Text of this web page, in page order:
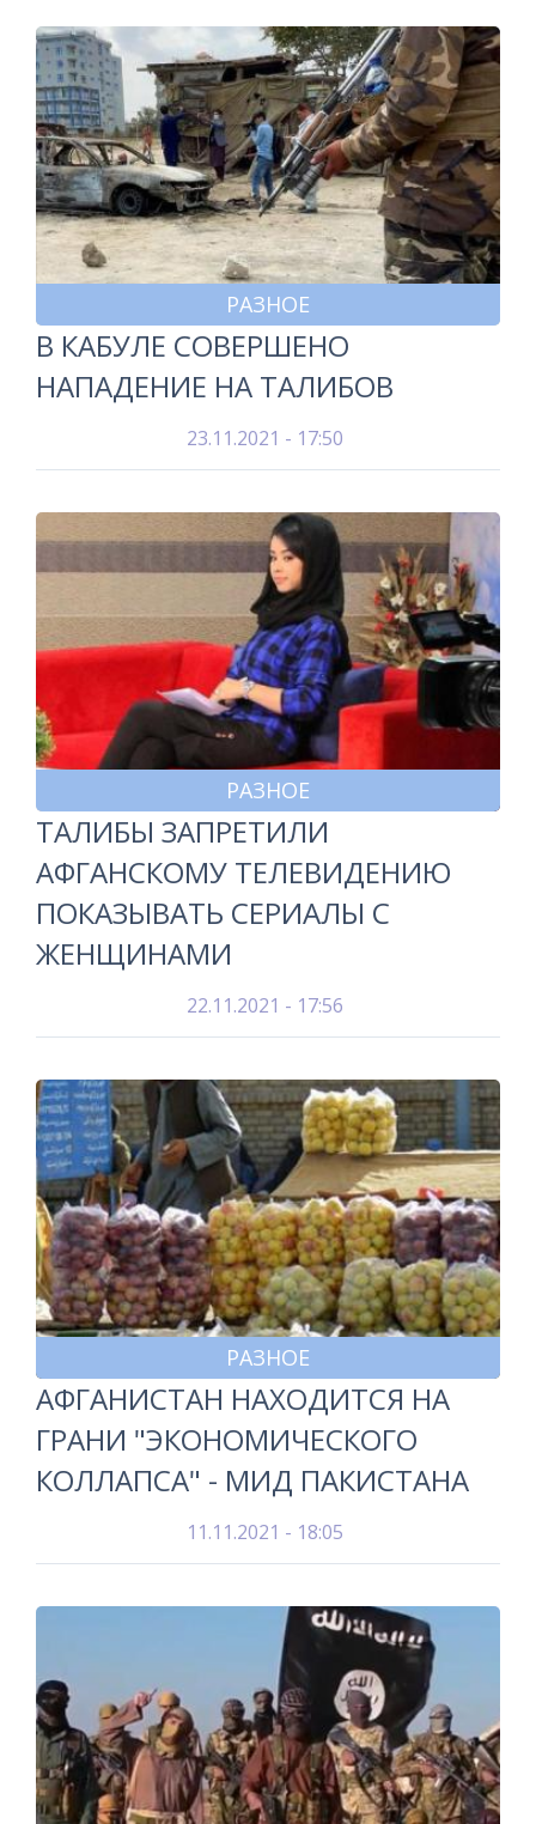
РАЗНОЕ
В КАБУЛЕ СОВЕРШЕНО
НАПАДЕНИЕ НА ТАЛИБОВ
23.11.2021 - 17:50
РАЗНОЕ
ТАЛИБЫ ЗАПРЕТИЛИ
АФГАНСКОМУ ТЕЛЕВИДЕНИЮ
ПОКАЗЫВАТЬ СЕРИАЛЫ С
ЖЕНЩИНАМИ
22.11.2021 - 17:56
РАЗНОЕ
АФГАНИСТАН НАХОДИТСЯ НА
ГРАНИ "ЭКОНОМИЧЕСКОГО
КОЛЛАПСА" - МИД ПАКИСТАНА
11.11.2021 - 18:05